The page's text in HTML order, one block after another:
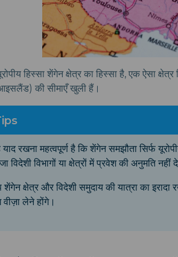
हिस्सा शेंगेन क्षेत्र का हिस्सा है, एक ऐसा
की सीमाएँ खुली हैं।
रखना महत्वपूर्ण है कि शेंगेन समझौता सिर्फ
विदेशी विभागों या क्षेत्रों में प्रवेश की अनुमति
शेंगेन क्षेत्र और विदेशी समुदाय की यात्रा का
लेने होंगे।